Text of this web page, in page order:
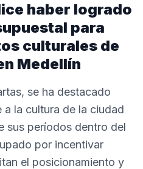
haber logrado
para
culturales de
Medellín
se ha destacado
a la cultura de la ciudad
sus períodos dentro del
por incentivar
el posicionamiento y